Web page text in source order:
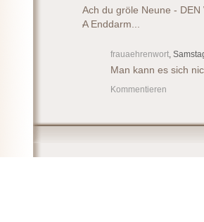
Ach du gröle Neune -
AEnddarm...
frauaehrenwort,
Man kann es sich
Kommentieren